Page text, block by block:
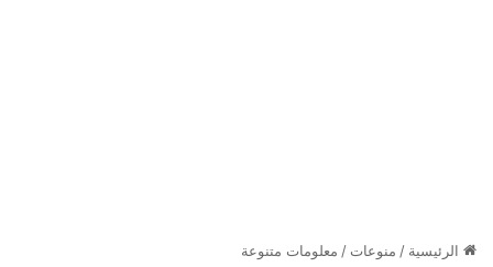
الرئيسية / منوعات / معلومات متنوعة